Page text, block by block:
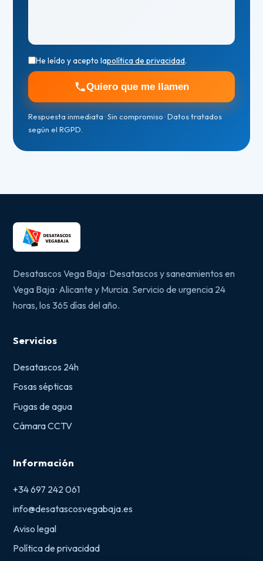
He leído y acepto lapolítica de privacidad.
Quiero que me llamen
Respuesta inmediata · Sin compromiso · Datos tratados
según el RGPD.
Desatascos Vega Baja · Desatascos y saneamientos en
Vega Baja · Alicante y Murcia. Servicio de urgencia 24
horas, los 365 días del año.
Servicios
Desatascos 24h
Fosas sépticas
Fugas de agua
Cámara CCTV
Información
+34 697 242 061
info@desatascosvegabaja.es
Aviso legal
Política de privacidad